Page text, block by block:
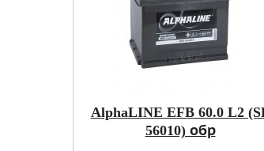
AlphaLINE EFB 60.0 L2
56010) обр